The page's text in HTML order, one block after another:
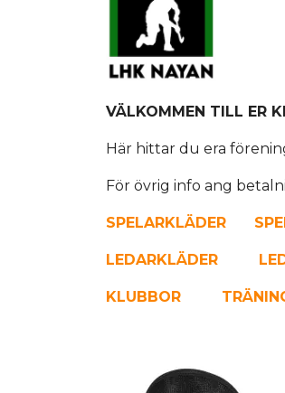
VÄLKOMMEN TILL ER
Här hittar du era
För övrig info ang
S PELARKLÄDER
LEDARKLÄDER
KLUBBOR